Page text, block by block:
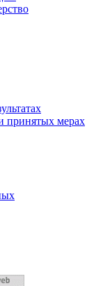
принятых мерах